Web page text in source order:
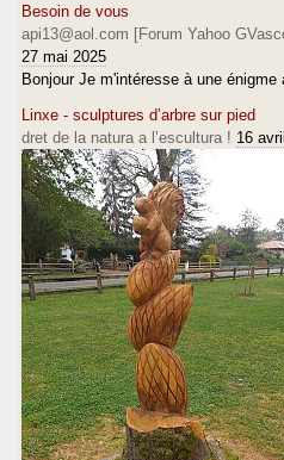
Besoin de vous
api13@aol.com [Forum Yahoo
27 mai 2025
Bonjour Je m'intéresse à une
Linxe - sculptures d’arbre sur pied
dret de la natura a l’escultura ! 16